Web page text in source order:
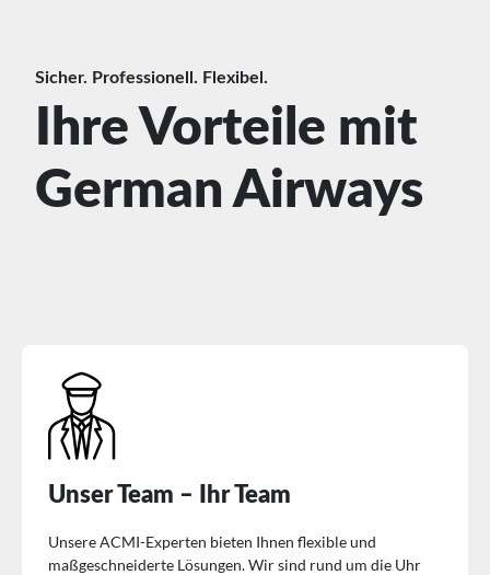
Sicher. Professionell. Flexibel.
Ihre Vorteile mit
German Airways
Unser Team – Ihr Team
Unsere ACMI-Experten bieten Ihnen flexible und
maßgeschneiderte Lösungen. Wir sind rund um die Uhr